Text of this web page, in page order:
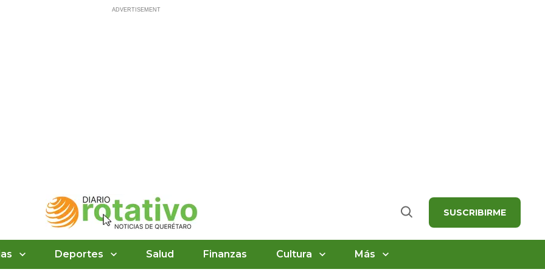
Buscar SUSCRIBIRME
Deportes Salud Finanzas Cultura Más